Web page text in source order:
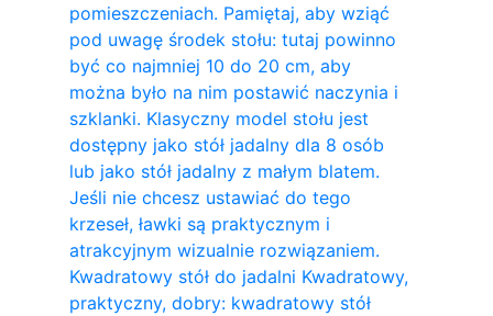
pomieszczeniach. Pamiętaj, aby wziąć
pod uwagę środek stołu: tutaj powinno
być co najmniej 10 do 20 cm, aby
można było na nim postawić naczynia i
szklanki. Klasyczny model stołu jest
dostępny jako stół jadalny dla 8 osób
lub jako stół jadalny z małym blatem.
Jeśli nie chcesz ustawiać do tego
krzeseł, ławki są praktycznym i
atrakcyjnym wizualnie rozwiązaniem.
Kwadratowy stół do ​​jadalni Kwadratowy,
praktyczny, dobry: kwadratowy stół